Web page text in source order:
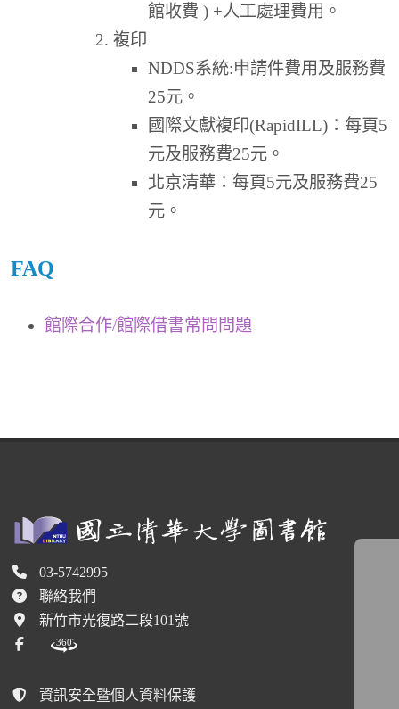
館收費 ) +人工處理費用。
複印
NDDS系統:申請件費用及服務費
25元。
國際文獻複印(RapidILL)：每頁5
元及服務費25元。
北京清華：每頁5元及服務費25
元。
FAQ
館際合作/館際借書常問問題
03-5742995
聯絡我們
新竹市光復路二段101號
資訊安全暨個人資料保護